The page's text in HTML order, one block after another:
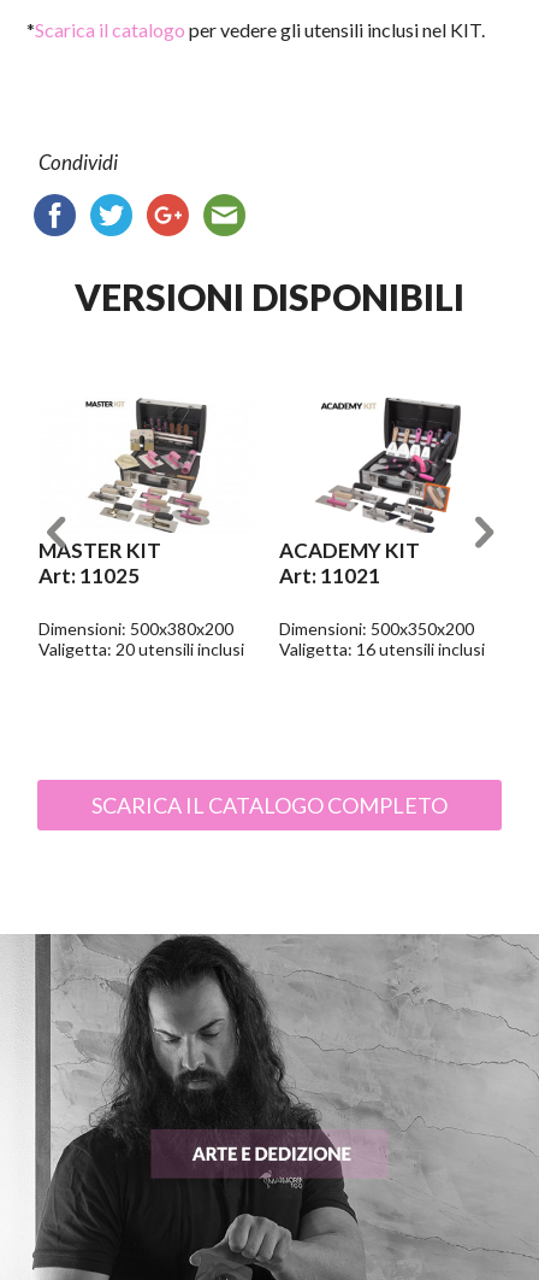
*Scarica il catalogo per vedere gli utensili inclusi nel KIT.
Condividi
VERSIONI DISPONIBILI
MASTER KIT
Art: 11025
Dimensioni: 500x380x200
Valigetta: 20 utensili inclusi
ACADEMY KIT
Art: 11021
Dimensioni: 500x350x200
Valigetta: 16 utensili inclusi
SCARICA IL CATALOGO COMPLETO